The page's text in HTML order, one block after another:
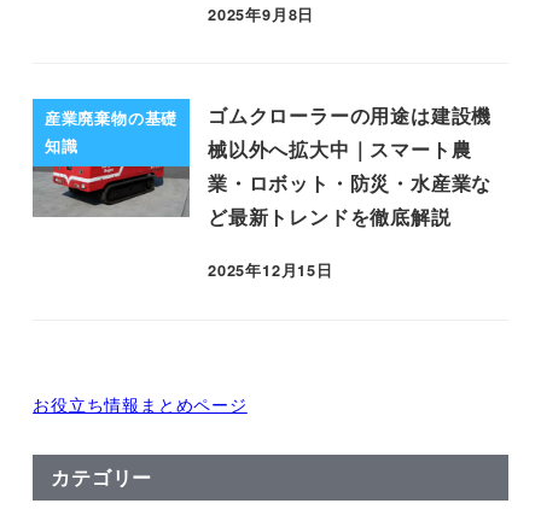
2025年9月8日
産業廃棄物の基礎
知識
ゴムクローラーの用途は建設機
械以外へ拡大中｜スマート農
業・ロボット・防災・水産業な
ど最新トレンドを徹底解説
2025年12月15日
お役立ち情報まとめページ
カテゴリー